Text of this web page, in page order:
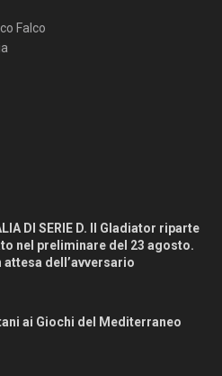
Falco
DI SERIE D. Il Gladiator riparte
nel preliminare del 23 agosto.
attesa dell’avversario
ai Giochi del Mediterraneo